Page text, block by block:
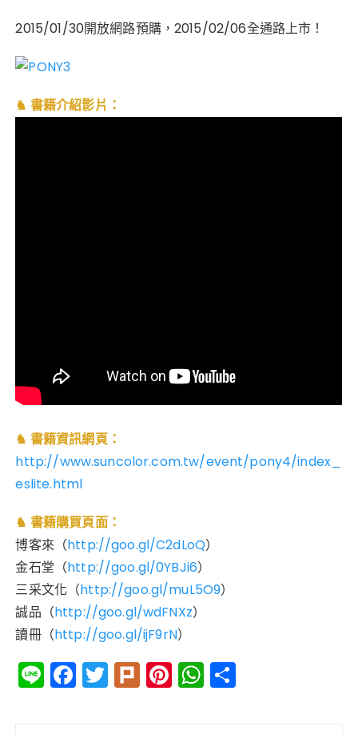
2015/01/30開放網路預購，2015/02/06全通路上市！
♞ 書籍介紹影片：
♞ 書籍資訊網頁：
http://www.suncolor.com.tw/event/pony4/index_
eslite.html
♞ 書籍購買頁面：
博客來（http://goo.gl/C2dLoQ）
金石堂（http://goo.gl/0YBJi6）
三采文化（http://goo.gl/muL5O9）
誠品（http://goo.gl/wdFNXz）
讀冊（http://goo.gl/ijF9rN）
Li F T Pl Pi W